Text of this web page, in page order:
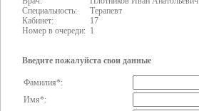
Специальность:
Терапевт
Кабинет:
17
Номер в очереди: 1
Введите пожалуйста свои данные
Фамилия*:
Имя*: